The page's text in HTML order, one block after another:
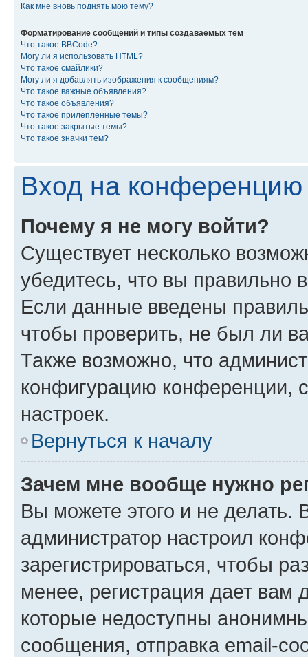
Как мне вновь поднять мою тему?
Форматирование сообщений и типы создаваемых тем
Что такое BBCode?
Могу ли я использовать HTML?
Что такое смайлики?
Могу ли я добавлять изображения к сообщениям?
Что такое важные объявления?
Что такое объявления?
Что такое прилепленные темы?
Что такое закрытые темы?
Что такое значки тем?
Вход на конференцию
Почему я не могу войти?
Существует несколько
убедитесь, что вы правильно
Если данные введены
чтобы проверить, не был ли
Также возможно, что
конфигурацию конференции,
настроек.
Вернуться к началу
Зачем мне вообще нужно
Вы можете этого и не делать.
администратор настроил
зарегистрироваться, чтобы
менее, регистрация дает вам
которые недоступны
сообщения, отправка email-